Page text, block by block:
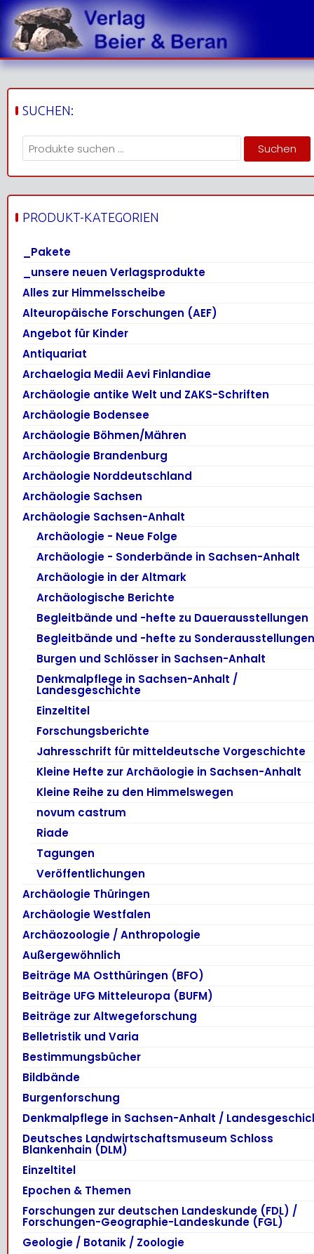
Skip
to
content
SUCHEN:
Suchen
nach: Suchen
PRODUKT-KATEGORIEN
_Pakete
_unsere neuen Verlagsprodukte
Alles zur Himmelsscheibe
Alteuropäische Forschungen (AEF)
Angebot für Kinder
Antiquariat
Archaelogia Medii Aevi Finlandiae
Archäologie antike Welt und ZAKS-Schriften
Archäologie Bodensee
Archäologie Böhmen/Mähren
Archäologie Brandenburg
Archäologie Norddeutschland
Archäologie Sachsen
Archäologie Sachsen-Anhalt
Archäologie - Neue Folge
Archäologie - Sonderbände in Sachsen-Anhalt
Archäologie in der Altmark
Archäologische Berichte
Begleitbände und -hefte zu Dauerausstellungen
Begleitbände und -hefte zu Sonderausstellungen
Burgen und Schlösser in Sachsen-Anhalt
Denkmalpflege in Sachsen-Anhalt /
Landesgeschichte
Einzeltitel
Forschungsberichte
Jahresschrift für mitteldeutsche Vorgeschichte
Kleine Hefte zur Archäologie in Sachsen-Anhalt
Kleine Reihe zu den Himmelswegen
novum castrum
Riade
Tagungen
Veröffentlichungen
Archäologie Thüringen
Archäologie Westfalen
Archäozoologie / Anthropologie
Außergewöhnlich
Beiträge MA Ostthüringen (BFO)
Beiträge UFG Mitteleuropa (BUFM)
Beiträge zur Altwegeforschung
Belletristik und Varia
Bestimmungsbücher
Bildbände
Burgenforschung
Denkmalpflege in Sachsen-Anhalt /
Deutsches Landwirtschaftsmuseum Schloss
Blankenhain (DLM)
Einzeltitel
Epochen & Themen
Forschungen zur deutschen Landeskunde (FDL) /
Forschungen-Geographie-Landeskunde (FGL)
Geologie / Botanik / Zoologie